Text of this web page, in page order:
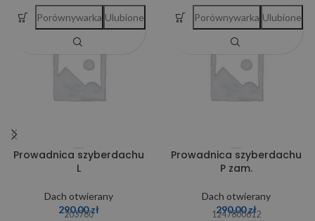
Prowadnica szyberdachu
L
Dach otwierany
290,00zł
203780
Porównywarka Ulubione
Prowadnica szyberdachu
P zam.
Dach otwierany
290,00zł
1247800612
Porównywarka Ulubione